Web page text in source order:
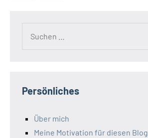
Persönliches
Über mich
Meine Motivation für diesen Blog